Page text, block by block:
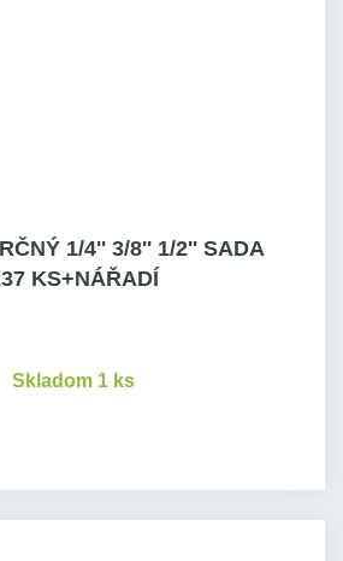
1/4'' 3/8'' 1/2'' SADA
KS+NÁŘADÍ
Skladom 1 ks